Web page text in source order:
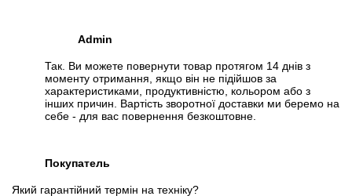
Admin
Так. Ви можете повернути товар протягом 14 днів з
моменту отримання, якщо він не підійшов за
характеристиками, продуктивністю, кольором або з
інших причин. Вартість зворотної доставки ми беремо на
себе - для вас повернення безкоштовне.
Покупатель
Який гарантійний термін на техніку?